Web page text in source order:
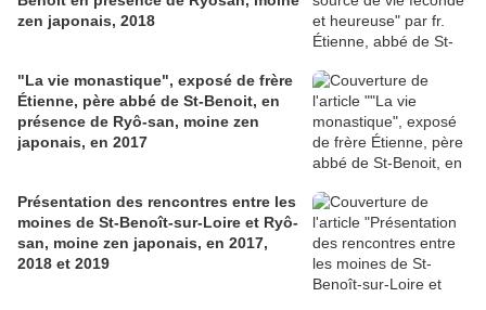
zen japonais, 2018
"La vie monastique", exposé de frère
Étienne, père abbé de St-Benoit, en
présence de Ryô-san, moine zen
japonais, en 2017
Présentation des rencontres entre les
moines de St-Benoît-sur-Loire et Ryô-
san, moine zen japonais, en 2017,
2018 et 2019